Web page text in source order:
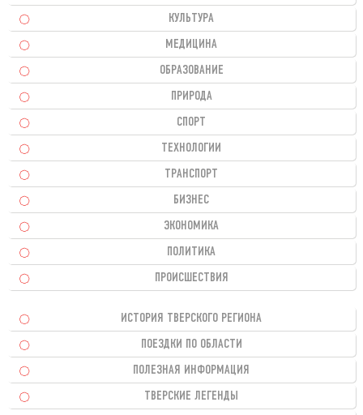
КУЛЬТУРА
МЕДИЦИНА
ОБРАЗОВАНИЕ
ПРИРОДА
СПОРТ
ТЕХНОЛОГИИ
ТРАНСПОРТ
БИЗНЕС
ЭКОНОМИКА
ПОЛИТИКА
ПРОИСШЕСТВИЯ
ИСТОРИЯ ТВЕРСКОГО РЕГИОНА
ПОЕЗДКИ ПО ОБЛАСТИ
ПОЛЕЗНАЯ ИНФОРМАЦИЯ
ТВЕРСКИЕ ЛЕГЕНДЫ